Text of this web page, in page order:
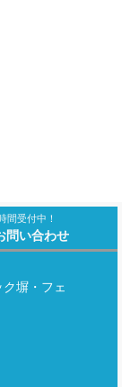
塀・フェ
間受付中！
問い合わせ